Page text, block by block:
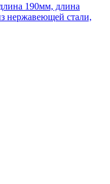
190мм, длина
нержавеющей стали,